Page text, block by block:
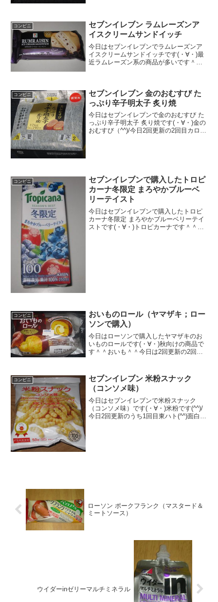
コンビニ
セブンイレブン ラムレーズンア
イスクリームサンドイッチ
今日はセブンイレブンでラムレーズンア
イスクリームサンドイッチです(・∀・)最
近ラムレーズン系の商品が多いです＾＾
す！ラムレーズン...
コンビニ
セブンイレブン 金のおむすび た
っぷり辛子明太子 炙り焼
今日はセブンイレブンで金のおむすび た
っぷり辛子明太子 炙り焼です(・∀・)金の
おむすび（^^)/今日2回更新の2回目カロリ
コンビニ
セブンイレブンで購入したトロピ
カーナ冬限定 まろやかブルーベ
リーテイスト
今日はセブンイレブンで購入したトロピ
カーナ冬限定 まろやかブルーベリーテイ
ストです(・∀・)トロピカーナです＾＾冬
コンビニ
おいものロール（ヤマザキ；ロー
ソンで購入）
今日はローソンで購入したヤマザキのお
いものロールです(・∀・)秋向けの商品で
す＾＾おいも＾＾今日は2回更新の2回目
いうことで、生地にもお芋が入っている
のと、お芋のクリー...
コンビニ
セブンイレブン 米粉スナック
（コンソメ味）
今日はセブンイレブンで米粉スナック
（コンソメ味）です(・∀・)米粉です(^^)/
今日2回更新のうち1回目東ハト(^^)面白い
ローソン ポークフランク（マスタード＆
ミートソース）
ウイダーinゼリーマルチミネラル